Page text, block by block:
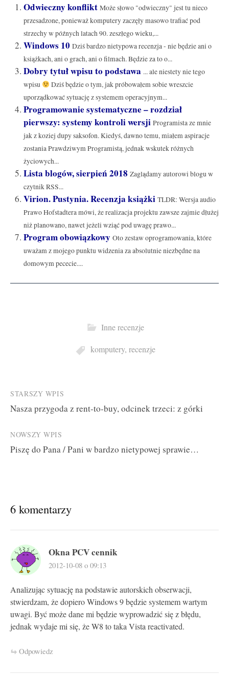
Odwieczny konflikt Może słowo "odwieczny" jest tu nieco
przesadzone, ponieważ komputery zaczęły masowo trafiać pod
strzechy w późnych latach 90. zeszłego wieku,...
Windows 10 Dziś bardzo nietypowa recenzja - nie będzie ani o
książkach, ani o grach, ani o filmach. Będzie za to o...
Dobry tytuł wpisu to podstawa ... ale niestety nie tego
wpisu
Dziś będzie o tym, jak próbowałem sobie wreszcie
uporządkować sytuację z systemem operacyjnym...
Programowanie systematyczne – rozdział
pierwszy: systemy kontroli wersji Programista ze mnie
jak z koziej dupy saksofon. Kiedyś, dawno temu, miałem aspiracje
zostania Prawdziwym Programistą, jednak wskutek różnych
życiowych...
Lista blogów, sierpień 2018 Zaglądamy autorowi blogu w
czytnik RSS...
Virion. Pustynia. Recenzja książki TLDR: Wersja audio
Prawo Hofstadtera mówi, że realizacja projektu zawsze zajmie dłużej
niż planowano, nawet jeżeli wziąć pod uwagę prawo...
Program obowiązkowy Oto zestaw oprogramowania, które
uważam z mojego punktu widzenia za absolutnie niezbędne na
domowym pececie....
Inne recenzje
komputery, recenzje
Post
navigation
STARSZY WPIS
Nasza przygoda z rent-to-buy, odcinek trzeci: z górki
NOWSZY WPIS
Piszę do Pana / Pani w bardzo nietypowej sprawie…
6 komentarzy
Okna PCV cennik
2012-10-08 o 09:13
Analizując sytuację na podstawie autorskich obserwacji,
stwierdzam, że dopiero Windows 9 będzie systemem wartym
uwagi. Być może dane mi będzie wyprowadzić się z błędu,
jednak wydaje mi się, że W8 to taka Vista reactivated.
Odpowiedz